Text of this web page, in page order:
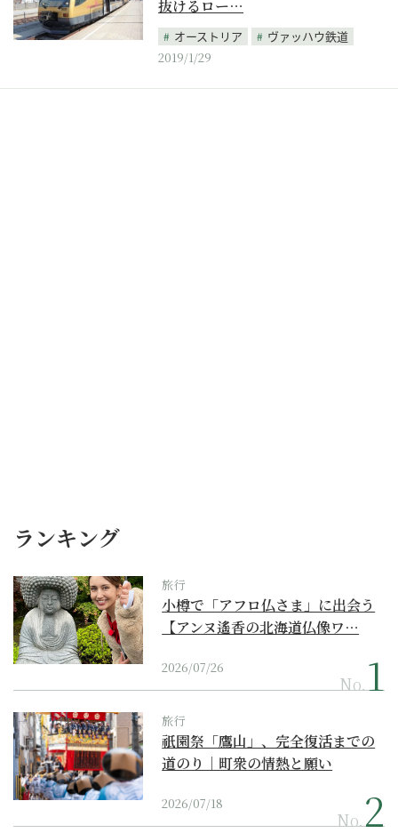
抜けるロー…
オーストリア
ヴァッハウ鉄道
2019/1/29
ランキング
旅行
小樽で「アフロ仏さま」に出会う
【アンヌ遙香の北海道仏像ワ…
2026/07/26
No.
旅行
祇園祭「鷹山」、完全復活までの
道のり｜町衆の情熱と願い
2026/07/18
No.